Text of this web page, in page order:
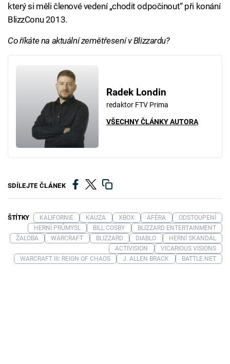
který si měli členové vedení „chodit odpočinout“ při konání
BlizzConu 2013.
Co říkáte na aktuální zemětřesení v Blizzardu?
Radek Londin
redaktor FTV Prima
VŠECHNY ČLÁNKY AUTORA
SDÍLEJTE ČLÁNEK
ŠTÍTKY KALIFORNIE KAUZA XBOX AFÉRA
ODSTOUPENÍ
HERNÍ PRŮMYSL
BILL COSBY
BLIZZARD ENTERTAINMENT
ŽALOBA
WARCRAFT BLIZZARD DIABLO
HERNÍ SKANDÁL
ACTIVISION
VICARIOUS VISIONS
WARCRAFT III: REIGN OF CHAOS
J. ALLEN BRACK BATTLE.NET